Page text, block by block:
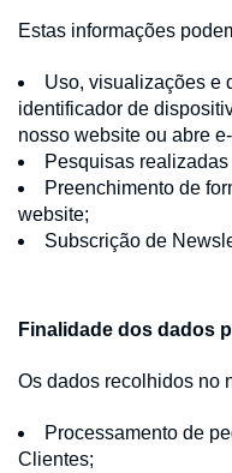
Estas informações
Uso, visualizações e
identificador de
nosso website ou abre
Pesquisas
Preenchimento de
website;
Subscrição de
Finalidade dos dados
Os dados recolhidos no
Processamento de
Clientes;